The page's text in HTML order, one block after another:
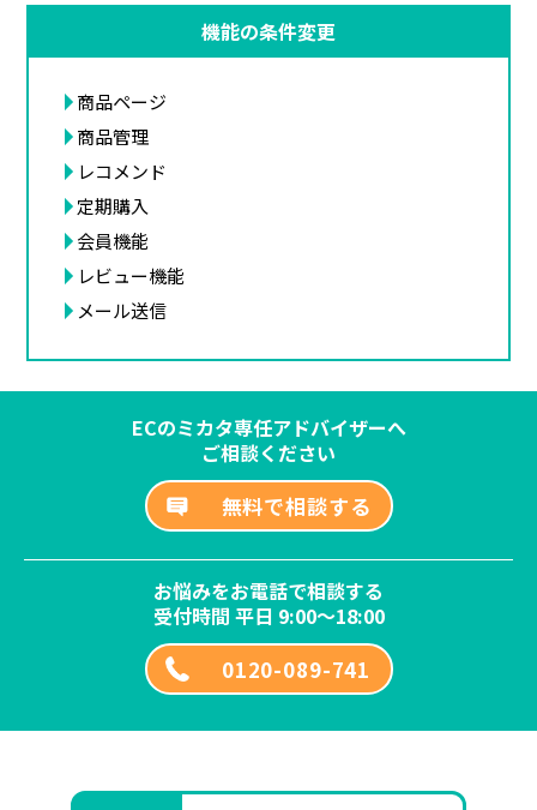
機能の条件変更
商品ページ
商品管理
レコメンド
定期購入
会員機能
レビュー機能
メール送信
ECのミカタ専任アドバイザーへ
ご相談ください
無料で相談する
お悩みをお電話で相談する
受付時間 平日 9:00～18:00
0120-089-741